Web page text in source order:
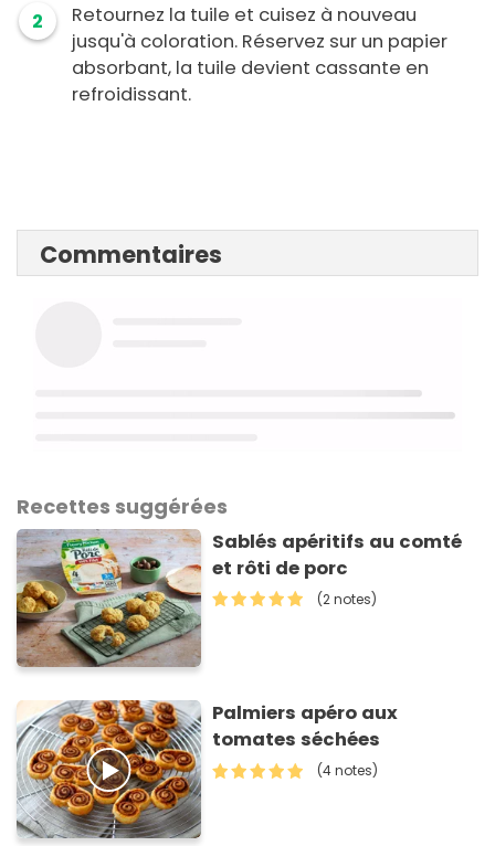
2
Retournez la tuile et cuisez à nouveau
jusqu'à coloration. Réservez sur un papier
absorbant, la tuile devient cassante en
refroidissant.
Commentaires
Recettes suggérées
Sablés apéritifs au comté
et rôti de porc
(2 notes)
Palmiers apéro aux
tomates séchées
(4 notes)